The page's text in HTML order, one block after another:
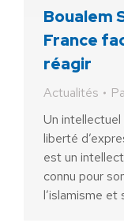
Boualem
France
réagir
Actualités
Un
liberté
est un
connu pour
l’islamisme et